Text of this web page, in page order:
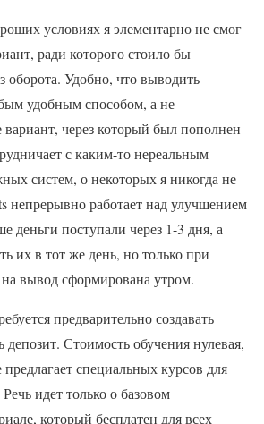
условиях я элементарно не смог
ради которого стоило бы
оборота. Удобно, что выводить
удобным способом, а не
вариант, через который был пополнен
с каким-то нереальным
систем, о некоторых я никогда не
непрерывно работает над улучшением
деньги поступали через 1-3 дня, а
их в тот же день, но только при
на вывод сформирована утром.
предварительно создавать
депозит. Стоимость обучения нулевая,
специальных курсов для
идет только о базовом
который бесплатен для всех